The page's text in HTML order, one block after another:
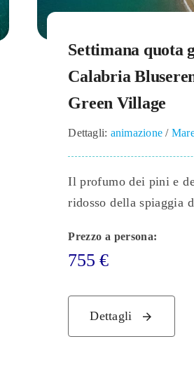
Settimana quota
Calabria
Green Village
Dettagli: animazione /
Il profumo dei pini e
ridosso della spiaggia
Prezzo a persona:
755€
Dettagli